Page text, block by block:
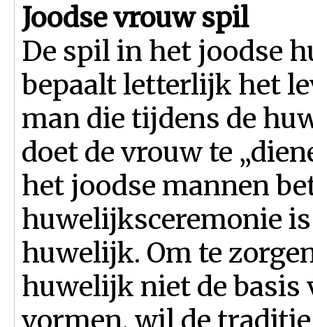
Joodse vrouw spil
De spil in het joodse
bepaalt letterlijk het
man die tijdens de
doet de vrouw te
het joodse mannen
huwelijksceremonie is
huwelijk. Om te
huwelijk niet de basis
vormen, wil de